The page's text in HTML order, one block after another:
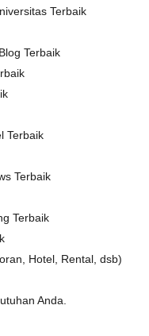
Terbaik
Terbaik
Terbaik
Terbaik
Terbaik
Hotel, Rental, dsb)
Anda.